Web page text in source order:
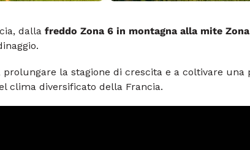
dalla freddo Zona 6 in montagna alla mite Zona
la stagione di crescita e a coltivare una
clima diversificato della Francia.